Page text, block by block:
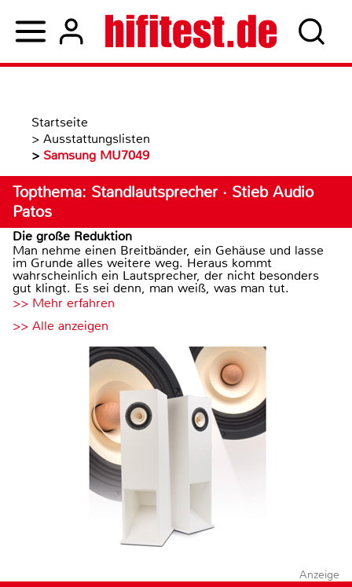
Startseite
> Ausstattungslisten
> Samsung MU7049
Topthema: Standlautsprecher · Stieb Audio
Patos
Die große Reduktion
Man nehme einen Breitbänder, ein Gehäuse und lasse
im Grunde alles weitere weg. Heraus kommt
wahrscheinlich ein Lautsprecher, der nicht besonders
gut klingt. Es sei denn, man weiß, was man tut.
>> Mehr erfahren
>> Alle anzeigen
Anzeige